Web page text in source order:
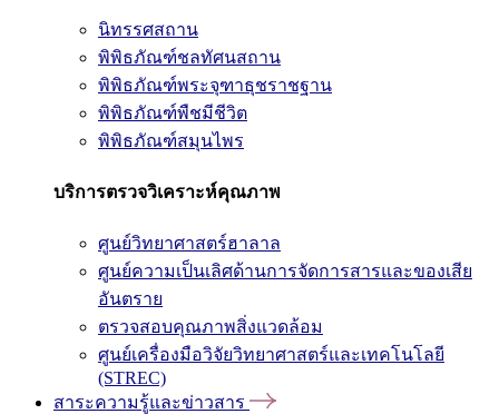
นิทรรศสถาน
พิพิธภัณฑ์ชลทัศนสถาน
พิพิธภัณฑ์พระจุฑาธุชราชฐาน
พิพิธภัณฑ์พืชมีชีวิต
พิพิธภัณฑ์สมุนไพร
บริการตรวจวิเคราะห์คุณภาพ
ศูนย์วิทยาศาสตร์ฮาลาล
ศูนย์ความเป็นเลิศด้านการจัดการสารและของเสีย
อันตราย
ตรวจสอบคุณภาพสิ่งแวดล้อม
ศูนย์เครื่องมือวิจัยวิทยาศาสตร์และเทคโนโลยี
(STREC)
สาระความรู้และข่าวสาร